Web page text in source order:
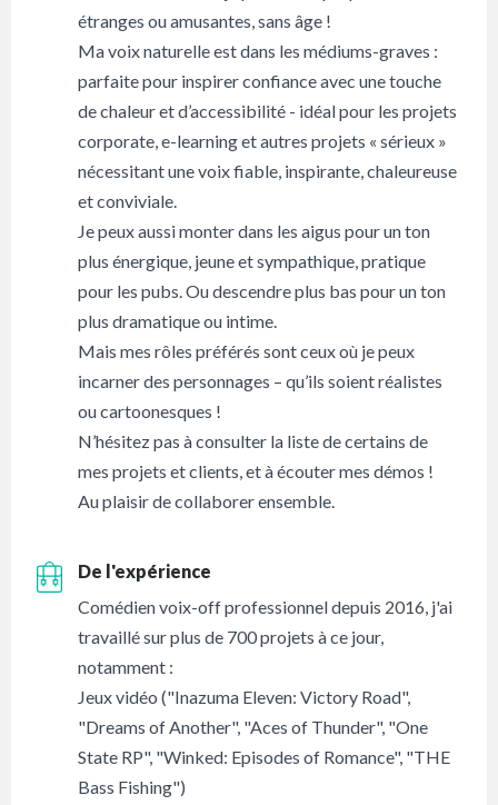
étranges ou amusantes, sans âge !
Ma voix naturelle est dans les médiums-graves :
parfaite pour inspirer confiance avec une touche
de chaleur et d’accessibilité - idéal pour les projets
corporate, e-learning et autres projets « sérieux »
nécessitant une voix fiable, inspirante, chaleureuse
et conviviale.
Je peux aussi monter dans les aigus pour un ton
plus énergique, jeune et sympathique, pratique
pour les pubs. Ou descendre plus bas pour un ton
plus dramatique ou intime.
Mais mes rôles préférés sont ceux où je peux
incarner des personnages – qu’ils soient réalistes
ou cartoonesques !
N’hésitez pas à consulter la liste de certains de
mes projets et clients, et à écouter mes démos !
Au plaisir de collaborer ensemble.
De l'expérience
Comédien voix-off professionnel depuis 2016, j'ai
travaillé sur plus de 700 projets à ce jour,
notamment :
Jeux vidéo ("Inazuma Eleven: Victory Road",
"Dreams of Another", "Aces of Thunder", "One
State RP", "Winked: Episodes of Romance", "THE
Bass Fishing")